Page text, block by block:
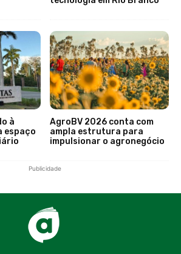
à
espaço
AgroBV 2026 conta com
ampla estrutura para
impulsionar o agronegócio
Publicidade